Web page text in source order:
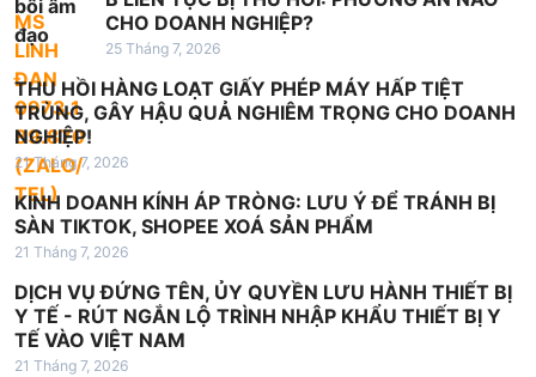
ế
t
CHO DOANH NGHIỆP?
25 Tháng 7, 2026
THU HỒI HÀNG LOẠT GIẤY PHÉP MÁY HẤP TIỆT
TRÙNG, GÂY HẬU QUẢ NGHIÊM TRỌNG CHO DOANH
NGHIỆP!
21 Tháng 7, 2026
KINH DOANH KÍNH ÁP TRÒNG: LƯU Ý ĐỂ TRÁNH BỊ
SÀN TIKTOK, SHOPEE XOÁ SẢN PHẨM
21 Tháng 7, 2026
DỊCH VỤ ĐỨNG TÊN, ỦY QUYỀN LƯU HÀNH THIẾT BỊ
Y TẾ - RÚT NGẮN LỘ TRÌNH NHẬP KHẨU THIẾT BỊ Y
TẾ VÀO VIỆT NAM
21 Tháng 7, 2026